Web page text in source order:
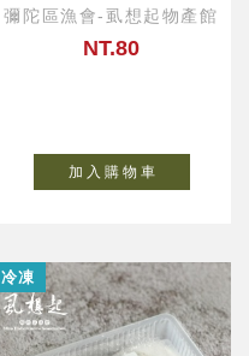
彌陀區漁會-虱想起物產館
NT.80
加 入 購 物 車
冷凍